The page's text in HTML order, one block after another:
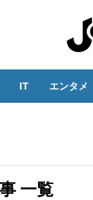
IT エンタメ
一覧